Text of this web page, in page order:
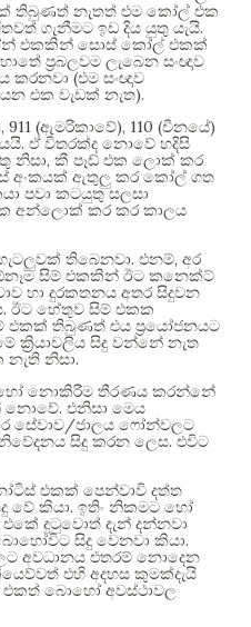
තිබුණත් නැතත් එම කෝල් එක
ගැනීමට ඉඩ දිය යුතු යැයි.
එකකින් සොස් කෝල් එකක්
ප්‍රබලවම ලැබෙන සංඥාව
කරනවා (එම සංඥාව
එක වැඩක් නැත).
911 (ඇමරිකාවේ), 110 (චීනයේ)
. ඒ විතරක්ද නොවේ හදිසි
නිසා, කී පෑඩ් එක ලොක් කර
අංකයක් ඇතුලු කර කෝල් ගත
පවා කටයුතු සලසා
අන්ලොක් කර කර කාලය
තිබෙනවා. එනම්, අර
සිම් එකකින් ඊට කනෙක්ට්
හා දුරකතනය අතර සිදුවන
. ඊට හේතුව සිම් එකක
එකක් තිබුණත් එය ප්‍රයෝජනයට
ක්‍රියාවලිය සිදු වන්නේ නැත
නැති නිසා.
හෝ නොකිරීම තීරණය කරන්නේ
නොවේ. එනිසා මෙය
සේවාව/ජාලය ෆෝන්වලට
සිදු කරන ලෙස.එවිට
එකක් පෙන්වාවි දත්ත
වේ කියා. ඉතිං නිකමට හෝ
දුටුවොත් දැන් දන්නවා
සිදු වෙනවා කියා.
අවධානය එතරම් නොදෙන
එහි අදහස කුමක්දැයි
බොහෝ අවස්ථාවල